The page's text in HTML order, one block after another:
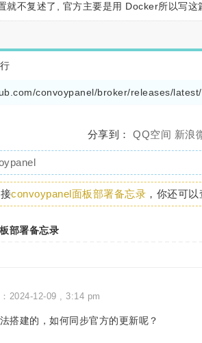
就不复述了, 官方主要是用 Docker所以写这
分享到： QQ空间 新浪
convoypanel面板部署备忘录 ，你还可以
部署备忘录
2024-12-09 , 3:14 pm
搭建的，如何同步官方的更新呢？